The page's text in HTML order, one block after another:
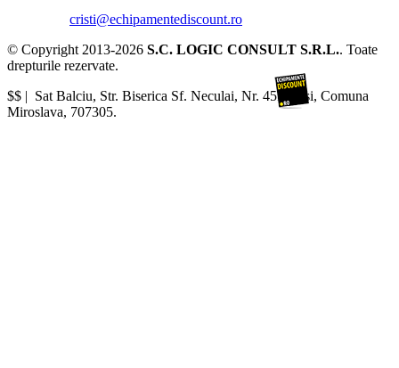
cristi@echipamentediscount.ro
© Copyright 2013-2026 S.C. LOGIC CONSULT S.R.L.. Toate
drepturile rezervate.
$$ | Sat Balciu, Str. Biserica Sf. Neculai, Nr. 45R Iasi, Comuna
Miroslava, 707305.